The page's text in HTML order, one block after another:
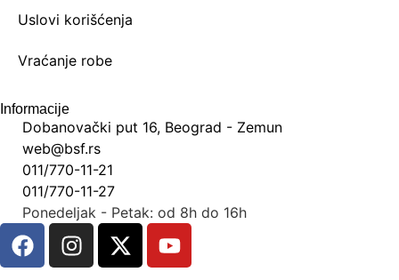
Uslovi korišćenja
Vraćanje robe
Informacije
Dobanovački put 16, Beograd - Zemun
web@bsf.rs
011/770-11-21
011/770-11-27
Ponedeljak - Petak: od 8h do 16h